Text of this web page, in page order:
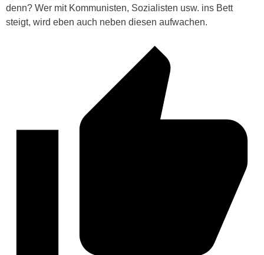
denn? Wer mit Kommunisten, Sozialisten usw. ins Bett
steigt, wird eben auch neben diesen aufwachen.